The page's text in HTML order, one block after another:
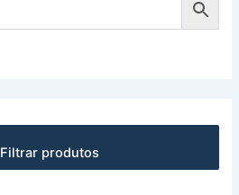
Filtrar produtos